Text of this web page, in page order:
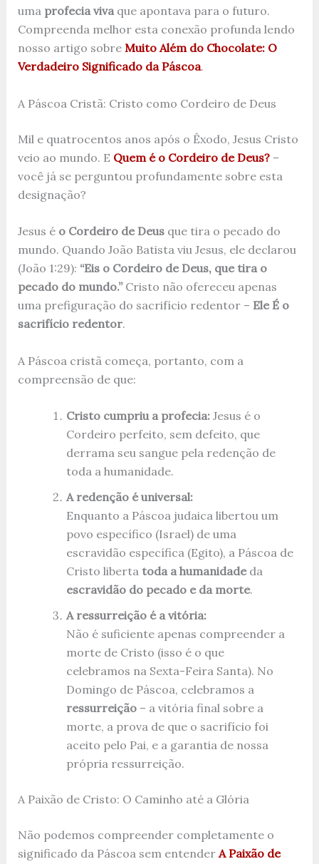
uma profecia vivaque apontava para o futuro.
Compreenda melhor esta conexão profunda lendo
nosso artigo sobre Muito Além do Chocolate: O
Verdadeiro Significado da Páscoa.
A Páscoa Cristã: Cristo como Cordeiro de Deus
Mil e quatrocentos anos após o Êxodo, Jesus Cristo
veio ao mundo. E Quem é o Cordeiro de Deus?–
você já se perguntou profundamente sobre esta
designação?
Jesus é o Cordeiro de Deusque tira o pecado do
mundo. Quando João Batista viu Jesus, ele declarou
(João 1:29): “Eis o Cordeiro de Deus, que tira o
pecado do mundo.”Cristo não ofereceu apenas
uma prefiguração do sacrifício redentor – Ele É o
sacrifício redentor.
A Páscoa cristã começa, portanto, com a
compreensão de que:
Cristo cumpriu a profecia:Jesus é o
Cordeiro perfeito, sem defeito, que
derrama seu sangue pela redenção de
toda a humanidade.
A redenção é universal:
Enquanto a Páscoa judaica libertou um
povo específico (Israel) de uma
escravidão específica (Egito), a Páscoa de
Cristo liberta toda a humanidadeda
escravidão do pecado e da morte.
A ressurreição é a vitória:
Não é suficiente apenas compreender a
morte de Cristo (isso é o que
celebramos na Sexta-Feira Santa). No
Domingo de Páscoa, celebramos a
ressurreição– a vitória final sobre a
morte, a prova de que o sacrifício foi
aceito pelo Pai, e a garantia de nossa
própria ressurreição.
A Paixão de Cristo: O Caminho até a Glória
Não podemos compreender completamente o
significado da Páscoa sem entenderA Paixão de